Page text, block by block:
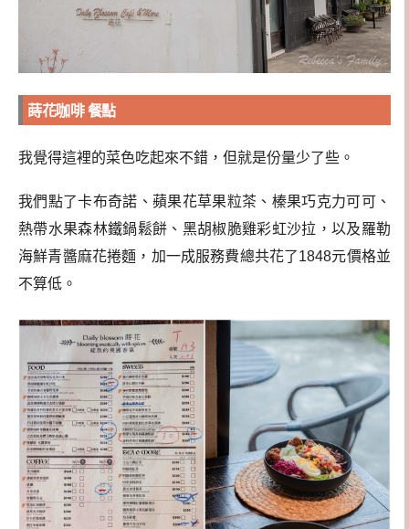
蒔花咖啡 餐點
我覺得這裡的菜色吃起來不錯，但就是份量少了些。
我們點了卡布奇諾、蘋果花草果粒茶、榛果巧克力可可、
熱帶水果森林鐵鍋鬆餅、黑胡椒脆雞彩虹沙拉，以及羅勒
海鮮青醬麻花捲麵，加一成服務費總共花了1848元價格並
不算低。